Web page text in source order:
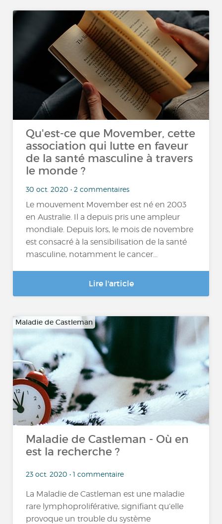
Qu'est-ce que Movember, cette
association qui lutte en faveur
de la santé masculine à travers
le monde ?
30 oct. 2020 • 2 commentaires
Le mouvement Movember est né en 2003
en Australie. Il a depuis pris une ampleur
mondiale. Depuis lors, le mois de novembre
est consacré à la sensibilisation de la santé
masculine, notamment le cancer...
Lire l'article
Maladie de Castleman
Maladie de Castleman - Où en
est la recherche ?
23 oct. 2020 • 1 commentaire
La Maladie de Castleman est une maladie
rare lymphoproliférative, signifiant qu’elle
provoque un trouble du système